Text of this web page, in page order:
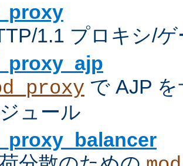
1.1 プロキシ/
で AJP
ュール